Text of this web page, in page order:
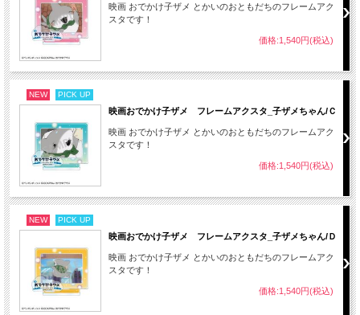
映画 おでかけ子ザメ とかいのおともだちのフレームアク
スタです！
価格:1,540円(税込)
NEW PICK UP
映画おでかけ子ザメ フレームアクスタ_子ザメちゃん/Ｃ
映画 おでかけ子ザメ とかいのおともだちのフレームアク
スタです！
価格:1,540円(税込)
NEW PICK UP
映画おでかけ子ザメ フレームアクスタ_子ザメちゃん/Ｄ
映画 おでかけ子ザメ とかいのおともだちのフレームアク
スタです！
価格:1,540円(税込)